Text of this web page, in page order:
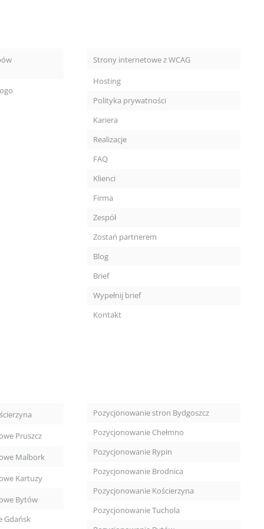
Strony internetowe z WCAG
Hosting
Polityka prywatności
Kariera
Realizacje
FAQ
Klienci
Firma
Zespół
Zostań partnerem
Blog
Brief
Wypełnij brief
Kontakt
Pruszcz
Malbork
Kartuzy
Bytów
Gdańsk
Pozycjonowanie stron Bydgoszcz
Pozycjonowanie Chełmno
Pozycjonowanie Rypin
Pozycjonowanie Brodnica
Pozycjonowanie Kościerzyna
Pozycjonowanie Tuchola